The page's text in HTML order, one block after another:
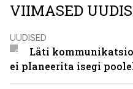
VIIMASED
UUDISED
Läti
ei planeerita isegi